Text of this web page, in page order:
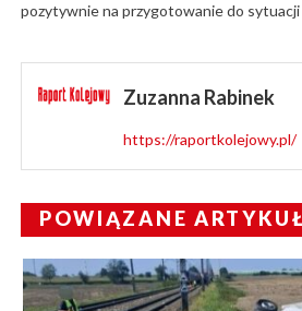
pozytywnie na przygotowanie do
Zuzanna Rabinek
https://raportkolejowy.pl/
POWIĄZANE